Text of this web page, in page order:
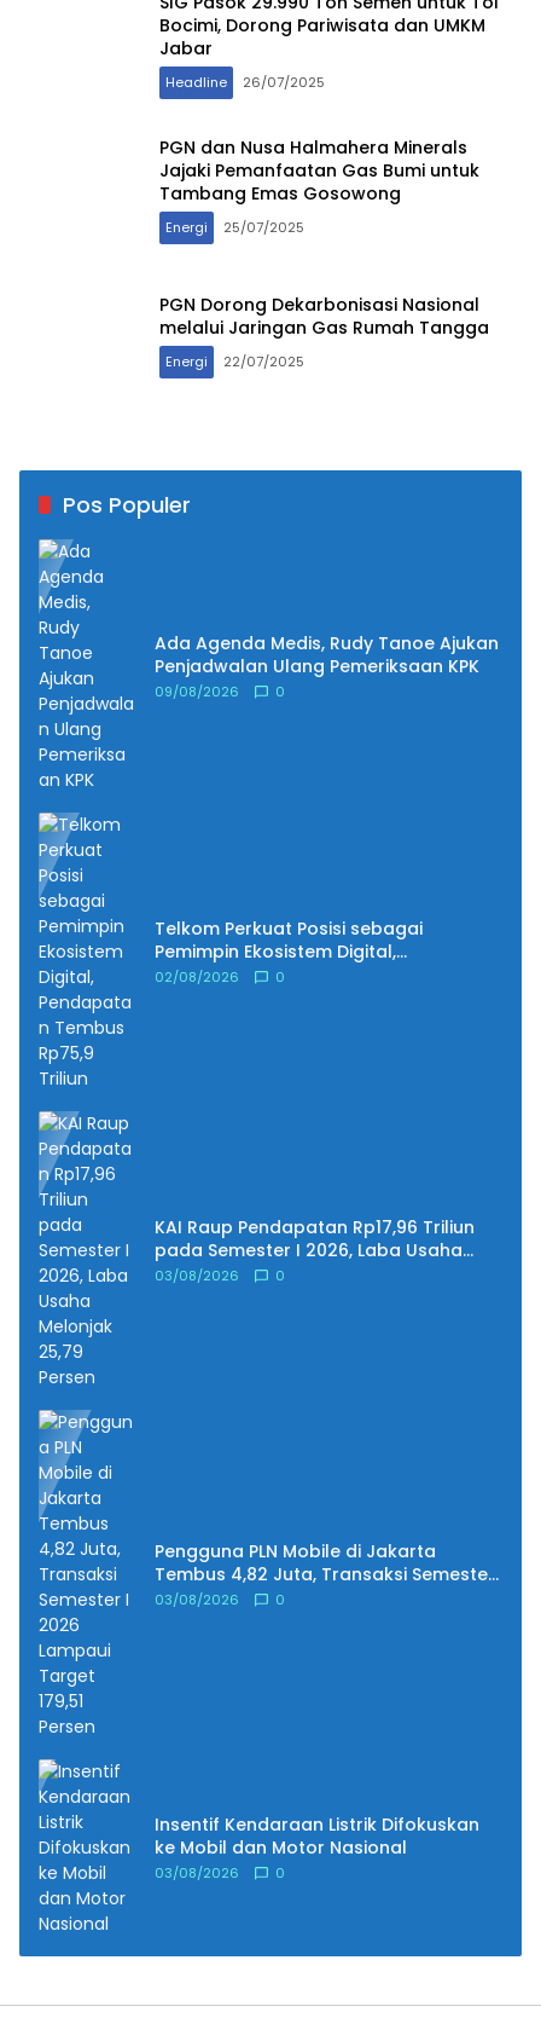
Bocimi, Dorong Pariwisata dan UMKM
Jabar
Headline 26/07/2025
PGN dan Nusa Halmahera Minerals
Jajaki Pemanfaatan Gas Bumi untuk
Tambang Emas Gosowong
Energi 25/07/2025
PGN Dorong Dekarbonisasi Nasional
melalui Jaringan Gas Rumah Tangga
Energi 22/07/2025
Pos Populer
Ada Agenda Medis, Rudy Tanoe Ajukan
Penjadwalan Ulang Pemeriksaan KPK
09/08/2026 0
Telkom Perkuat Posisi sebagai
Pemimpin Ekosistem Digital,
Pendapatan Tembus Rp75,9 Triliun
02/08/2026 0
KAI Raup Pendapatan Rp17,96 Triliun
pada Semester I 2026, Laba Usaha
Melonjak 25,79 Persen
03/08/2026 0
Pengguna PLN Mobile di Jakarta
Tembus 4,82 Juta, Transaksi Semester
I 2026 Lampaui Target 179,51 Persen
03/08/2026 0
Insentif Kendaraan Listrik Difokuskan
ke Mobil dan Motor Nasional
03/08/2026 0